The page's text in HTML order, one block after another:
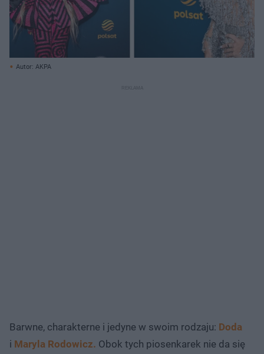
Autor: AKPA
Barwne, charakterne i jedyne w swoim rodzaju: Doda
i Maryla Rodowicz. Obok tych piosenkarek nie da się